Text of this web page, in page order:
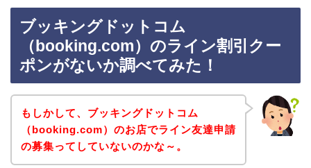
ブッキングドットコム
（booking.com）のライン割引クー
ポンがないか調べてみた！
もしかして、ブッキングドットコム
（booking.com）のお店でライン友達申請
の募集ってしていないのかな～。